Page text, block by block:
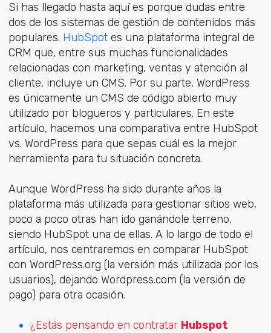
Si has llegado hasta aquí es porque dudas entre
dos de los sistemas de gestión de contenidos más
populares. HubSpotes una plataforma integral de
CRM que, entre sus muchas funcionalidades
relacionadas con marketing, ventas y atención al
cliente, incluye un CMS. Por su parte, WordPress
es únicamente un CMS de código abierto muy
utilizado por blogueros y particulares. En este
artículo, hacemos una comparativa entre HubSpot
vs. WordPress para que sepas cuál es la mejor
herramienta para tu situación concreta.
Aunque WordPress ha sido durante años la
plataforma más utilizada para gestionar sitios web,
poco a poco otras han ido ganándole terreno,
siendo HubSpot una de ellas. A lo largo de todo el
artículo, nos centraremos en comparar HubSpot
con WordPress.org (la versión más utilizada por los
usuarios), dejando Wordpress.com (la versión de
pago) para otra ocasión.
¿Estás pensando en contratar Hubspot